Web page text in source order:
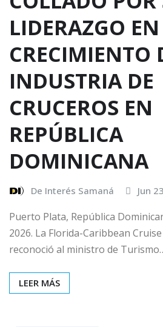
LIDERAZGO
CRECIMIENTO
INDUSTRIA DE
CRUCEROS EN
REPÚBLICA
DOMINICANA
De Interés Samaná Jun
Puerto Plata, República
2026. La Florida-Caribbean
reconoció al ministro de
LEER MÁS